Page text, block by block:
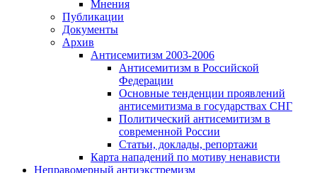
Мнения
Публикации
Документы
Архив
Антисемитизм 2003-2006
Антисемитизм в Российской
Федерации
Основные тенденции проявлений
антисемитизма в государствах СНГ
Политический антисемитизм в
современной России
Статьи, доклады, репортажи
Карта нападений по мотиву ненависти
Неправомерный антиэкстремизм